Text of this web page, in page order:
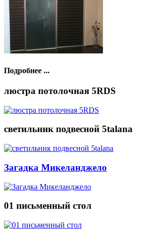
Подробнее ...
люстра потолочная 5RDS
светильник подвесной 5talana
Загадка Микеланджело
01 письменный стол